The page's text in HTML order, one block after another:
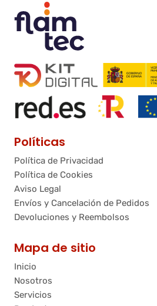
Políticas
Política de Privacidad
Política de Cookies
Aviso Legal
Envíos y Cancelación de Pedidos
Devoluciones y Reembolsos
Mapa de sitio
Inicio
Nosotros
Servicios